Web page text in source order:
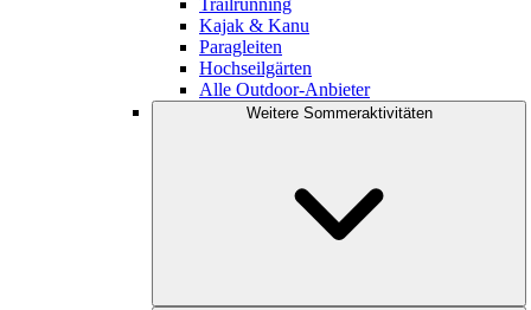
Trailrunning
Kajak & Kanu
Paragleiten
Hochseilgärten
Alle Outdoor-Anbieter
Weitere Sommeraktivitäten